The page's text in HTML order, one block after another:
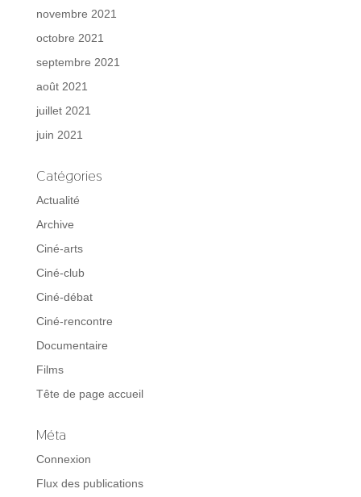
novembre 2021
octobre 2021
septembre 2021
août 2021
juillet 2021
juin 2021
Catégories
Actualité
Archive
Ciné-arts
Ciné-club
Ciné-débat
Ciné-rencontre
Documentaire
Films
Tête de page accueil
Méta
Connexion
Flux des publications